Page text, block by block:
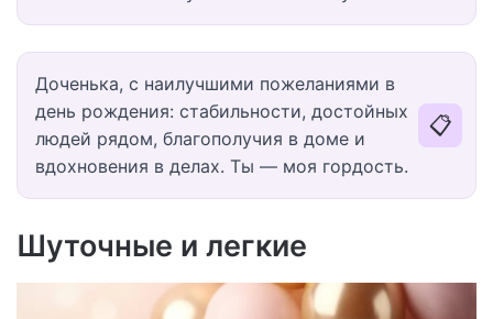
Доченька, с наилучшими пожеланиями в
день рождения: стабильности, достойных
людей рядом, благополучия в доме и
вдохновения в делах. Ты — моя гордость.
📋
Шуточные и легкие